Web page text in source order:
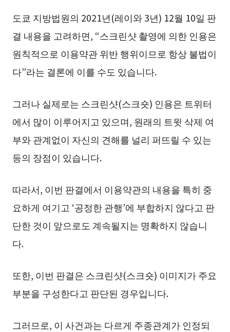
도쿄 지방법원의 2021년(레이와 3년) 12월 10일 판
결 내용을 고려하면, “스크린샷 촬영에 의한 인용은
원칙적으로 이용약관 위반 행위이므로 항상 불법이
다”라는 결론에 이를 수도 있습니다.
그러나 실제로는 스크린샷(스크숏) 인용은 트위터
에서 많이 이루어지고 있으며, 원래의 트윗 삭제 여
부와 관계없이 자신의 견해를 널리 퍼뜨릴 수 있는
등의 장점이 있습니다.
따라서, 이번 판결에서 이용약관의 내용을 특히 중
요하게 여기고 ‘공정한 관행’에 부합하지 않다고 판
단한 것이 앞으로도 계속될지는 명확하지 않습니
다.
또한, 이번 판결은 스크린샷(스크숏) 이미지가 주요
부분을 구성한다고 판단된 경우입니다.
그러므로, 이 사건과는 다르게 주종관계가 인정되